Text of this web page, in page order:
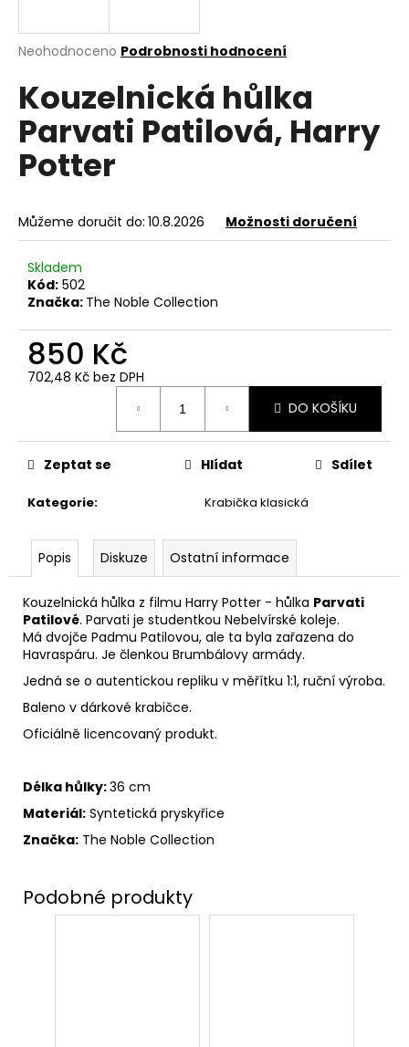
Průměrné
produktu
je
0,0
5
hvězdiček.
Neohodnoceno Podrobnosti hodnocení
Kouzelnická hůlka
Parvati Patilová, Harry
Potter
Můžeme doručit do: 10.8.2026 Možnosti doručení
Skladem
Kód: 502
Značka: The Noble Collection
850 Kč
702,48 Kč bez DPH
DO KOŠÍKU
Kategorie: Krabička klasická
Zeptat se Hlídat Sdílet
Popis Diskuze Ostatní informace
Kouzelnická hůlka z filmu Harry Potter - hůlka Parvati
Patilové. Parvati je studentkou Nebelvírské koleje.
Má dvojče Padmu Patilovou, ale ta byla zařazena do
Havraspáru. Je členkou Brumbálovy armády.
Jedná se o autentickou repliku v měřítku 1:1, ruční výroba.
Baleno v dárkové krabičce.
Oficiálně licencovaný produkt.
Délka hůlky:36 cm
Materiál: Syntetická pryskyřice
Značka: The Noble Collection
j
t
?
D
o
p
o
e
m
e
BERTÍKOVY
FAZOLKY
TISÍCKRÁT
JINAK
35
G,
HARRY
POTTER
85
Kč